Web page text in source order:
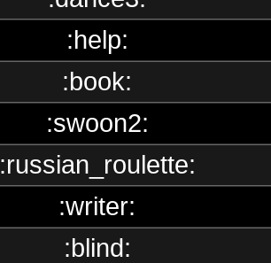
:help:
:book:
:swoon2:
:russian_roulette:
:writer:
:blind: